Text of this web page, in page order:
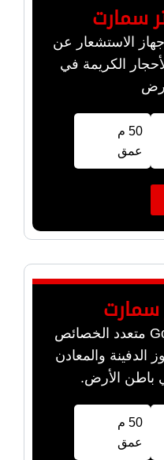
سمارت
الاستشعار عن
الكريمة في
50 م
عمق
سمارت
جهاز Gold Hunter Smart متعدد الخصائص
الدفينة والمعادن
باطن الأرض.
50 م
عمق